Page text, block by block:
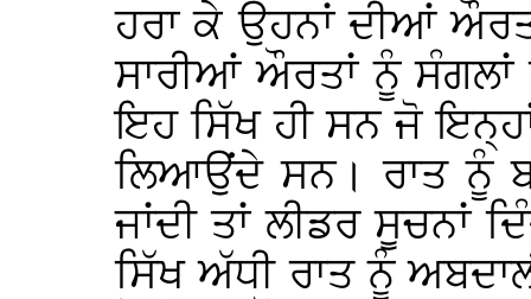
ਹਰਾ ਕੇ ਉਹਨਾਂ ਦੀਆਂ
ਸਾਰੀਆਂ ਔਰਤਾਂ ਨੂੰ ਸੰਗਲਾਂ
ਇਹ ਸਿੱਖ ਹੀ ਸਨ ਜੋ
ਲਿਆਉਂਦੇ ਸਨ। ਰਾਤ ਨੂੰ
ਜਾਂਦੀ ਤਾਂ ਲੀਡਰ ਸੂਚਨਾਂ
ਸਿੱਖ ਅੱਧੀ ਰਾਤ ਨੂੰ